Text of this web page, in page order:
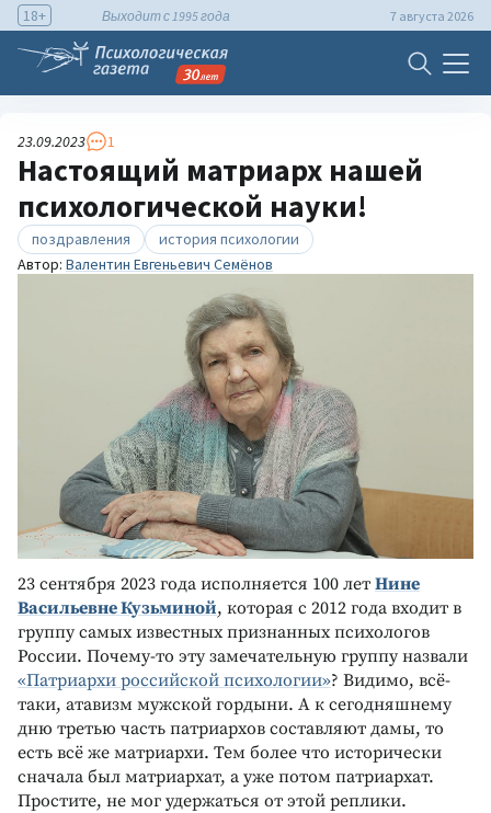
18+ Выходит с 1995 года 7 августа 2026
23.09.2023 1
Настоящий матриарх нашей
психологической науки!
поздравления
история психологии
Автор: Валентин Евгеньевич Семёнов
23 сентября 2023 года исполняется 100 лет Нине
Васильевне Кузьминой, которая с 2012 года входит в
группу самых известных признанных психологов
России. Почему-то эту замечательную группу назвали
«Патриархи российской психологии»? Видимо, всё-
таки, атавизм мужской гордыни. А к сегодняшнему
дню третью часть патриархов составляют дамы, то
есть всё же матриархи. Тем более что исторически
сначала был матриархат, а уже потом патриархат.
Простите, не мог удержаться от этой реплики.